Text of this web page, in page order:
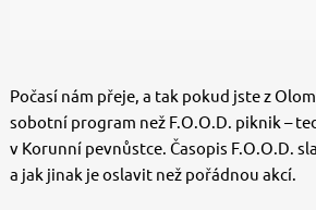
Počasí nám přeje, a tak pokud jste z
sobotní program než F.O.O.D. piknik –
v Korunní pevnůstce. Časopis F.O.O.D.
a jak jinak je oslavit než pořádnou akcí.